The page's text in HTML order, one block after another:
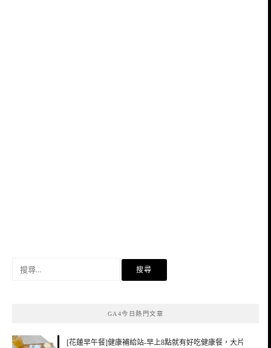
GA4今日熱門文章
[花蓮早午餐]健康補給站-早上8點就有好吃健康餐，大片